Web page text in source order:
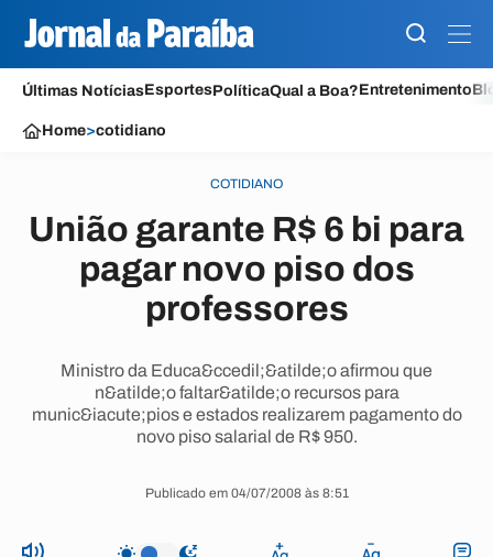
Últimas NotíciasEsportesPolíticaQual a Boa?Entretenimento
Home>cotidiano
COTIDIANO
União garante R$ 6 bi para
pagar novo piso dos
professores
Ministro da Educa&ccedil;&atilde;o afirmou que
n&atilde;o faltar&atilde;o recursos para
munic&iacute;pios e estados realizarem pagamento do
novo piso salarial de R$ 950.
Publicado em 04/07/2008 às 8:51